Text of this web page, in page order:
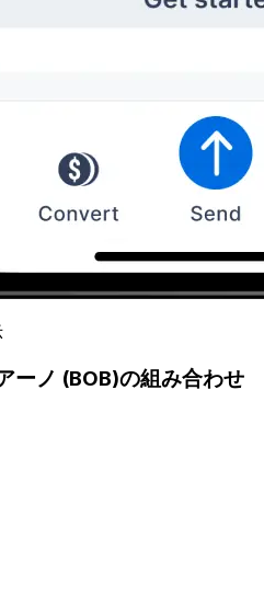
ーノ (BOB)の組み合わせ